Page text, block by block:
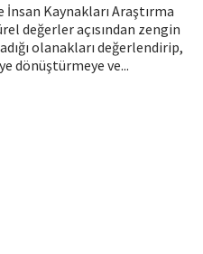
Kaynakları Araştırma
değerler açısından zengin
olanakları değerlendirip,
dönüştürmeye ve...